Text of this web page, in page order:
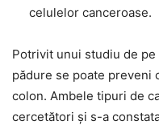
celulelor canceroase.
Potrivit unui studiu de pe
pădure se poate preveni
colon. Ambele tipuri de
cercetători și s-a